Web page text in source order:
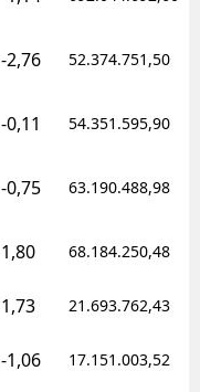
-2,76 52.374.751,50
-0,11 54.351.595,90
-0,75 63.190.488,98
1,80 68.184.250,48
1,73 21.693.762,43
-1,06 17.151.003,52